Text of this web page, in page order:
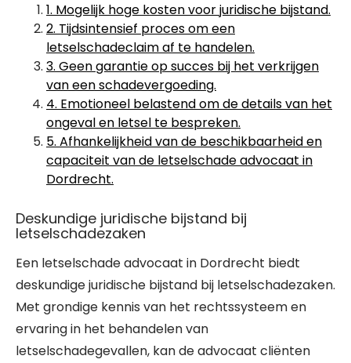
1. Mogelijk hoge kosten voor juridische bijstand.
2. Tijdsintensief proces om een
letselschadeclaim af te handelen.
3. Geen garantie op succes bij het verkrijgen
van een schadevergoeding.
4. Emotioneel belastend om de details van het
ongeval en letsel te bespreken.
5. Afhankelijkheid van de beschikbaarheid en
capaciteit van de letselschade advocaat in
Dordrecht.
Deskundige juridische bijstand bij
letselschadezaken
Een letselschade advocaat in Dordrecht biedt
deskundige juridische bijstand bij letselschadezaken.
Met grondige kennis van het rechtssysteem en
ervaring in het behandelen van
letselschadegevallen, kan de advocaat cliënten